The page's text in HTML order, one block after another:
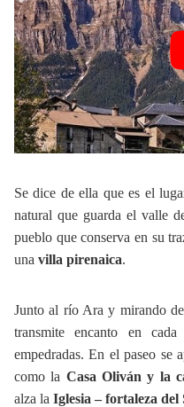
Se dice de ella que es el
natural que guarda el valle
pueblo que conserva en su
una villa pirenaica.
Junto al río Ara y mirando
transmite encanto en
empedradas. En el paseo se
como la Casa Oliván y la
alza la Iglesia – fortaleza del